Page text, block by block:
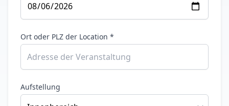
Ort oder PLZ der Location *
Aufstellung